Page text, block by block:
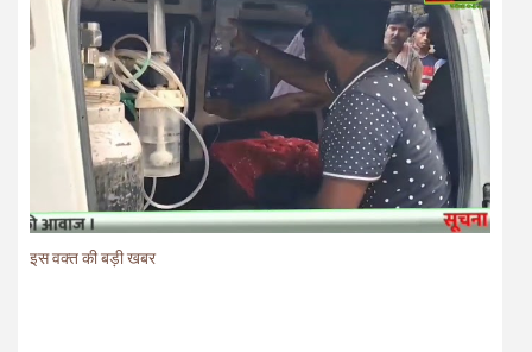
इस वक्त की बड़ी खबर